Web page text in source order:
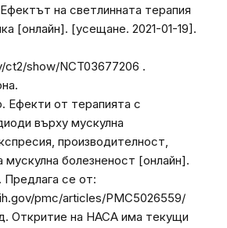
Ефектът на светлинната терапия
[онлайн]. [усещане. 2021-01-19].
ct2/show/NCT03677206 .
Ефекти от терапията с
върху мускулна
производителност,
мускулна болезненост [онлайн].
Предлага се от:
pmc/articles/PMC5026559/
Откритие на НАСА има текущи